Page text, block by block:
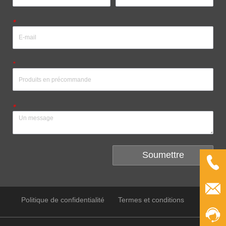
*
*
*
Soumettre
Politique de confidentialité Termes et conditions